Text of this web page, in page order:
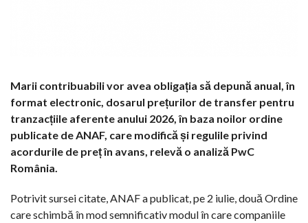
Marii contribuabili vor avea obligația să depună anual, în
format electronic, dosarul prețurilor de transfer pentru
tranzacțiile aferente anului 2026, în baza noilor ordine
publicate de ANAF, care modifică și regulile privind
acordurile de preț în avans, relevă o analiză PwC
România.
Potrivit sursei citate, ANAF a publicat, pe 2 iulie, două Ordine
care schimbă în mod semnificativ modul în care companiile